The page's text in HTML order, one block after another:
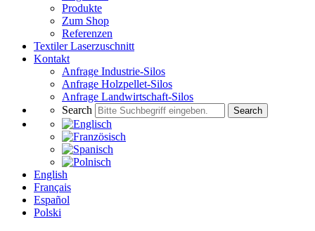
Produkte
Zum Shop
Referenzen
Textiler Laserzuschnitt
Kontakt
Anfrage Industrie-Silos
Anfrage Holzpellet-Silos
Anfrage Landwirtschaft-Silos
Search
Search
English
Français
Español
Polski